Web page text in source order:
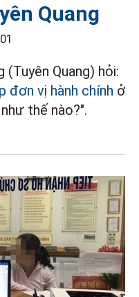
Quang
(Tuyên Quang) hỏi:
đơn vị hành chính ở
thế nào?".